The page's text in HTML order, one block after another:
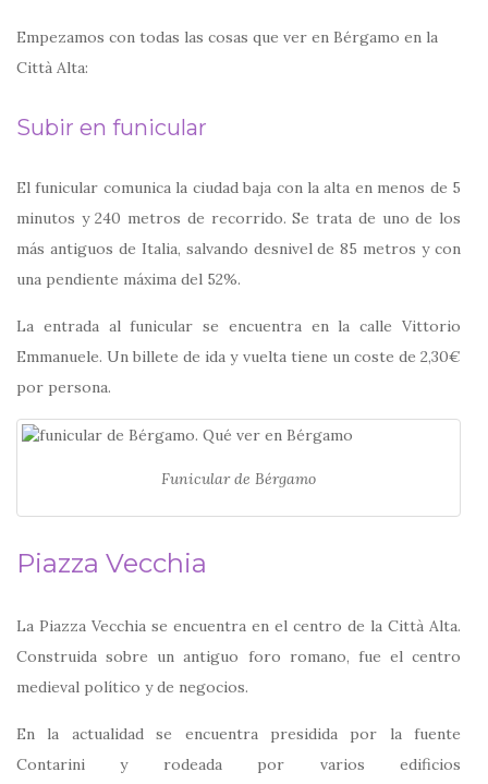
Empezamos con todas las cosas que ver en Bérgamo en la
Città Alta:
Subir en funicular
El funicular comunica la ciudad baja con la alta en menos de 5
minutos y 240 metros de recorrido. Se trata de uno de los
más antiguos de Italia, salvando desnivel de 85 metros y con
una pendiente máxima del 52%.
La entrada al funicular se encuentra en la calle Vittorio
Emmanuele. Un billete de ida y vuelta tiene un coste de 2,30€
por persona.
Funicular de Bérgamo
Piazza Vecchia
La Piazza Vecchia se encuentra en el centro de la Città Alta.
Construida sobre un antiguo foro romano, fue el centro
medieval político y de negocios.
En la actualidad se encuentra presidida por la fuente
Contarini y rodeada por varios edificios